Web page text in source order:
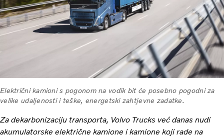
Električni kamioni s pogonom na vodik bit će posebno pogodni za
velike udaljenosti i teške, energetski zahtjevne zadatke.
Za dekarbonizaciju transporta, Volvo Trucks već danas nudi
akumulatorske električne kamione i kamione koji rade na